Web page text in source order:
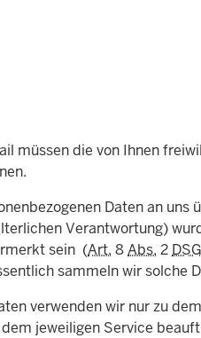
müssen die von Ihnen
Daten an
Verantwortung)
sein (Art. 8Abs. 2
sammeln wir solche
verwenden wir nur zu
jeweiligen Service